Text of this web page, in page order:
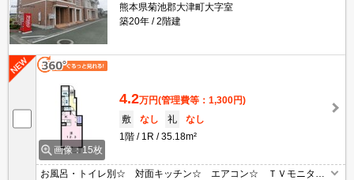
熊本県菊池郡大津町大字室
築20年
2階建
画像：15枚
4.2万円(管理費等：1,300円)
敷
なし 礼
なし
1階
1R 35.18m²
お風呂・トイレ別☆ 対面キッチン☆ エアコン☆ ＴＶモニター